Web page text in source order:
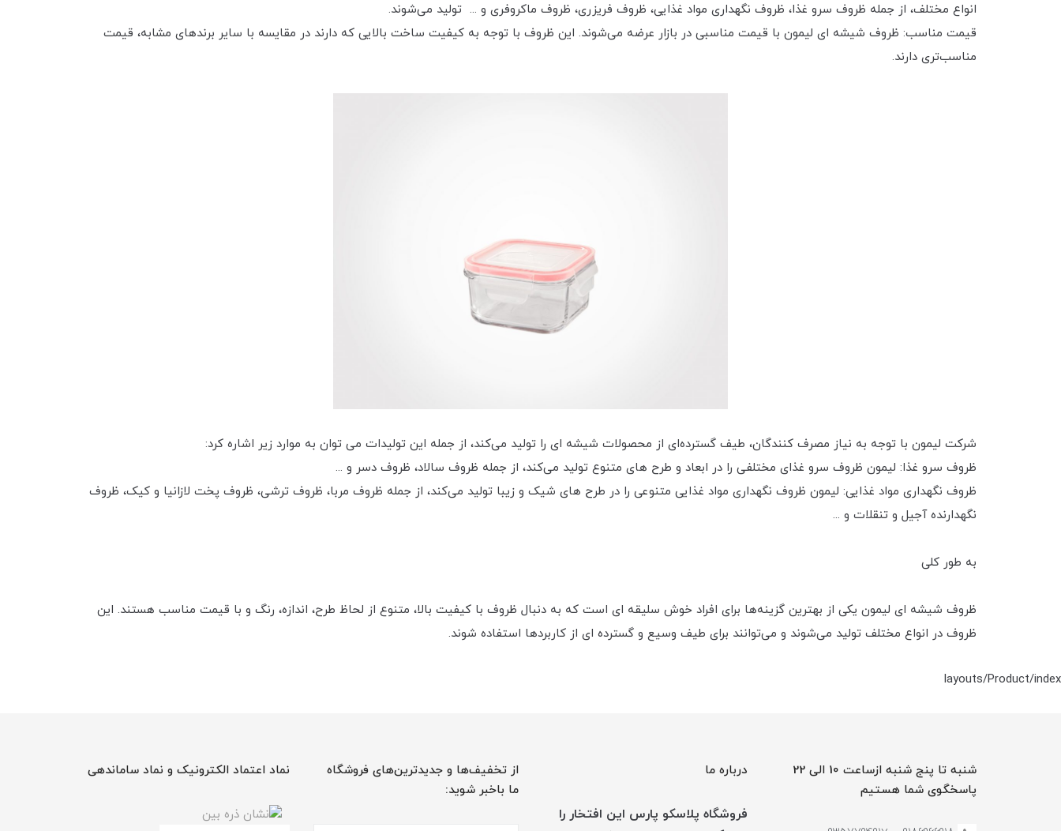
انواع مختلف، از جمله ظروف سرو غذا، ظروف نگهداری مواد غذایی، ظروف فریزری، ظروف ماکروفری و ... تولید می‌شوند.
قیمت مناسب: ظروف شیشه ای لیمون با قیمت مناسبی در بازار عرضه می‌شوند. این ظروف با توجه به کیفیت ساخت بالایی که دارند در مقایسه با سایر برندهای مشابه، قیمت
مناسب‌تری دارند.
شرکت لیمون با توجه به نیاز مصرف کنندگان، طیف گسترده‌ای از محصولات شیشه ای را تولید می‌کند، از جمله این تولیدات می توان به موارد زیر اشاره کرد:
ظروف سرو غذا: لیمون ظروف سرو غذای مختلفی را در ابعاد و طرح های متنوع تولید می‌کند، از جمله ظروف سالاد، ظروف دسر و ...
ظروف نگهداری مواد غذایی: لیمون ظروف نگهداری مواد غذایی متنوعی را در طرح های شیک و زیبا تولید می‌کند، از جمله ظروف مربا، ظروف ترشی، ظروف پخت لازانیا و کیک، ظروف
نگهدارنده آجیل و تنقلات و ...
به طور کلی
ظروف شیشه ای لیمون یکی از بهترین گزینه‌ها برای افراد خوش سلیقه ای است که به دنبال ظروف با کیفیت بالا، متنوع از لحاظ طرح، اندازه، رنگ و با قیمت مناسب هستند. این
ظروف در انواع مختلف تولید می‌شوند و می‌توانند برای طیف وسیع و گسترده ای از کاربردها استفاده شوند.
layouts/Product/index
شنبه تا پنج شنبه ازساعت 10 الی 22
پاسخگوی شما هستیم
درباره ما
فروشگاه پلاسکو پارس این افتخار را
از تخفیف‌ها و جدیدترین‌های فروشگاه
ما باخبر شوید:
نماد اعتماد الکترونیک و نماد ساماندهی